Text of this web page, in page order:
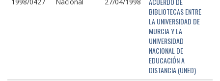
BIBLIOTECAS ENTRE
LA UNIVERSIDAD DE
MURCIA Y LA
UNIVERSIDAD
NACIONAL DE
EDUCACIÓN A
DISTANCIA (UNED)